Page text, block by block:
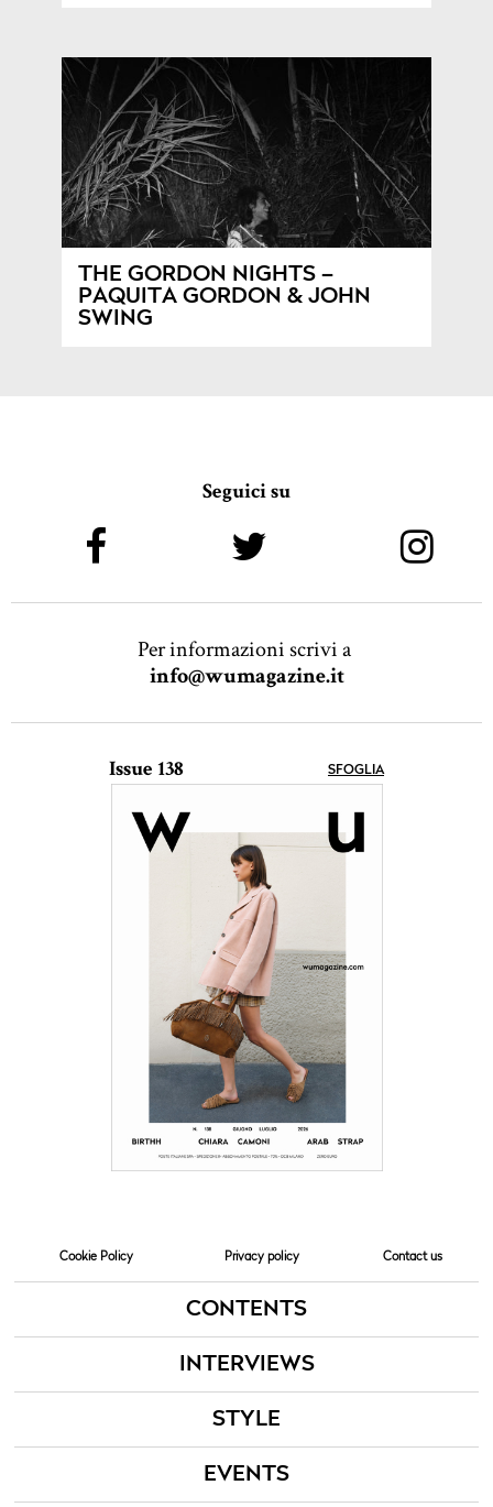
THE GORDON NIGHTS –
PAQUITA GORDON & JOHN
SWING
Seguici su
Per informazioni scrivi a
info@wumagazine.it
Issue 138 SFOGLIA
Cookie Policy Privacy policy Contact us
CONTENTS
INTERVIEWS
STYLE
EVENTS